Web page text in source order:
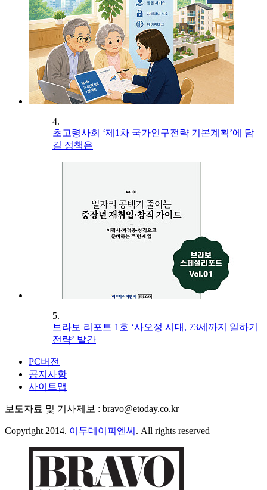
4.
초고령사회 ‘제1차 국가인구전략 기본계획’에 담
길 정책은
5.
브라보 리포트 1호 ‘사오정 시대, 73세까지 일하기
전략’ 발간
PC버전
공지사항
사이트맵
보도자료 및 기사제보 : bravo@etoday.co.kr
Copyright 2014. 이투데이피엔씨 . All rights reserved